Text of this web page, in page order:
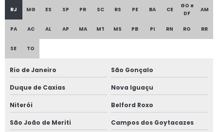
Equipamentos para fundição
Filtro cerâmico para alumínio
Fornecedor de grafite
Insumos para fundir alumínio
Insumos para fundição de alumínio
RJ MG ES SP PR SC RS PE BA CE
GO e
DF
AM
PA AC AL AP MA MT MS PB PI RN RO RR
SE TO
Rio de Janeiro São Gonçalo
Duque de Caxias Nova Iguaçu
Niterói Belford Roxo
São João de Meriti Campos dos Goytacazes